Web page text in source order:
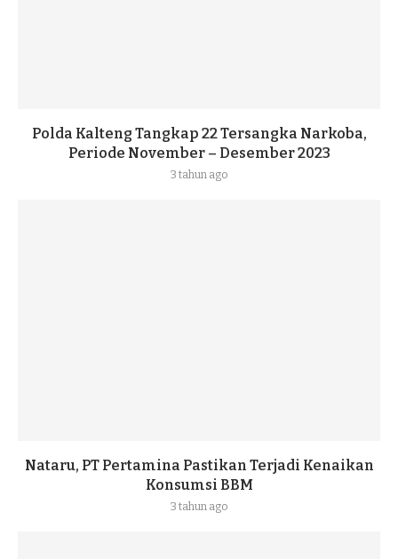
Polda Kalteng Tangkap 22 Tersangka Narkoba,
Periode November – Desember 2023
3 tahun ago
Nataru, PT Pertamina Pastikan Terjadi Kenaikan
Konsumsi BBM
3 tahun ago